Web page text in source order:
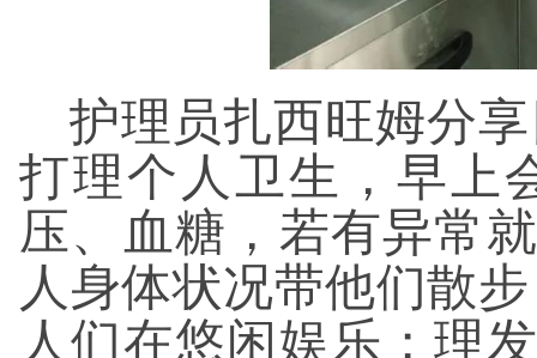
护理员扎西旺姆分
打理个人卫生，早上
压、血糖，若有异常
人身体状况带他们散
人们在悠闲娱乐；理